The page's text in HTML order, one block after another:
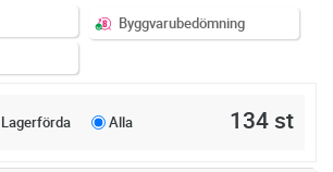
Byggvarubedömning
Lagerförda Alla 134 st